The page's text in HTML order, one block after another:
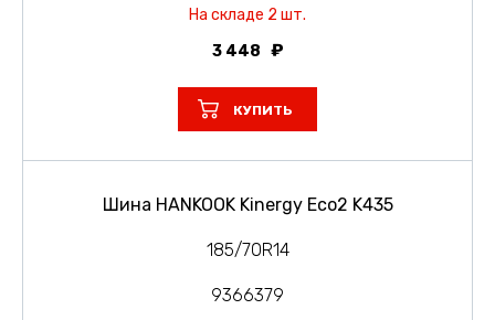
На складе 2 шт.
3 448
КУПИТЬ
Шина HANKOOK Kinergy Eco2 K435
185/70R14
9366379